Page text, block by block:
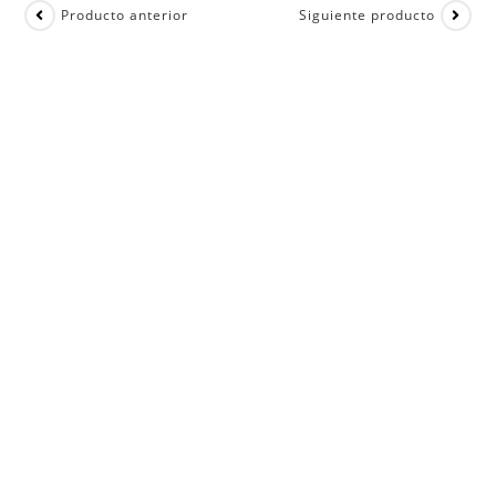
Producto anterior Siguiente producto